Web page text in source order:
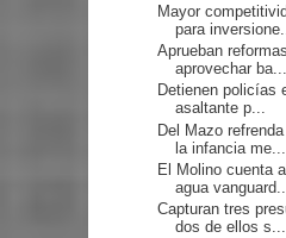
Mayor
para inversione...
Aprueban
aprovechar ba...
Detienen policías
asaltante p...
Del Mazo
la infancia me...
El Molino cuenta
agua vanguard...
Capturan tres
dos de ellos s...